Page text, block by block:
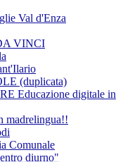
Val d'Enza
VINCI
(duplicata)
Educazione digitale in
madrelingua!!
Comunale
diurno"